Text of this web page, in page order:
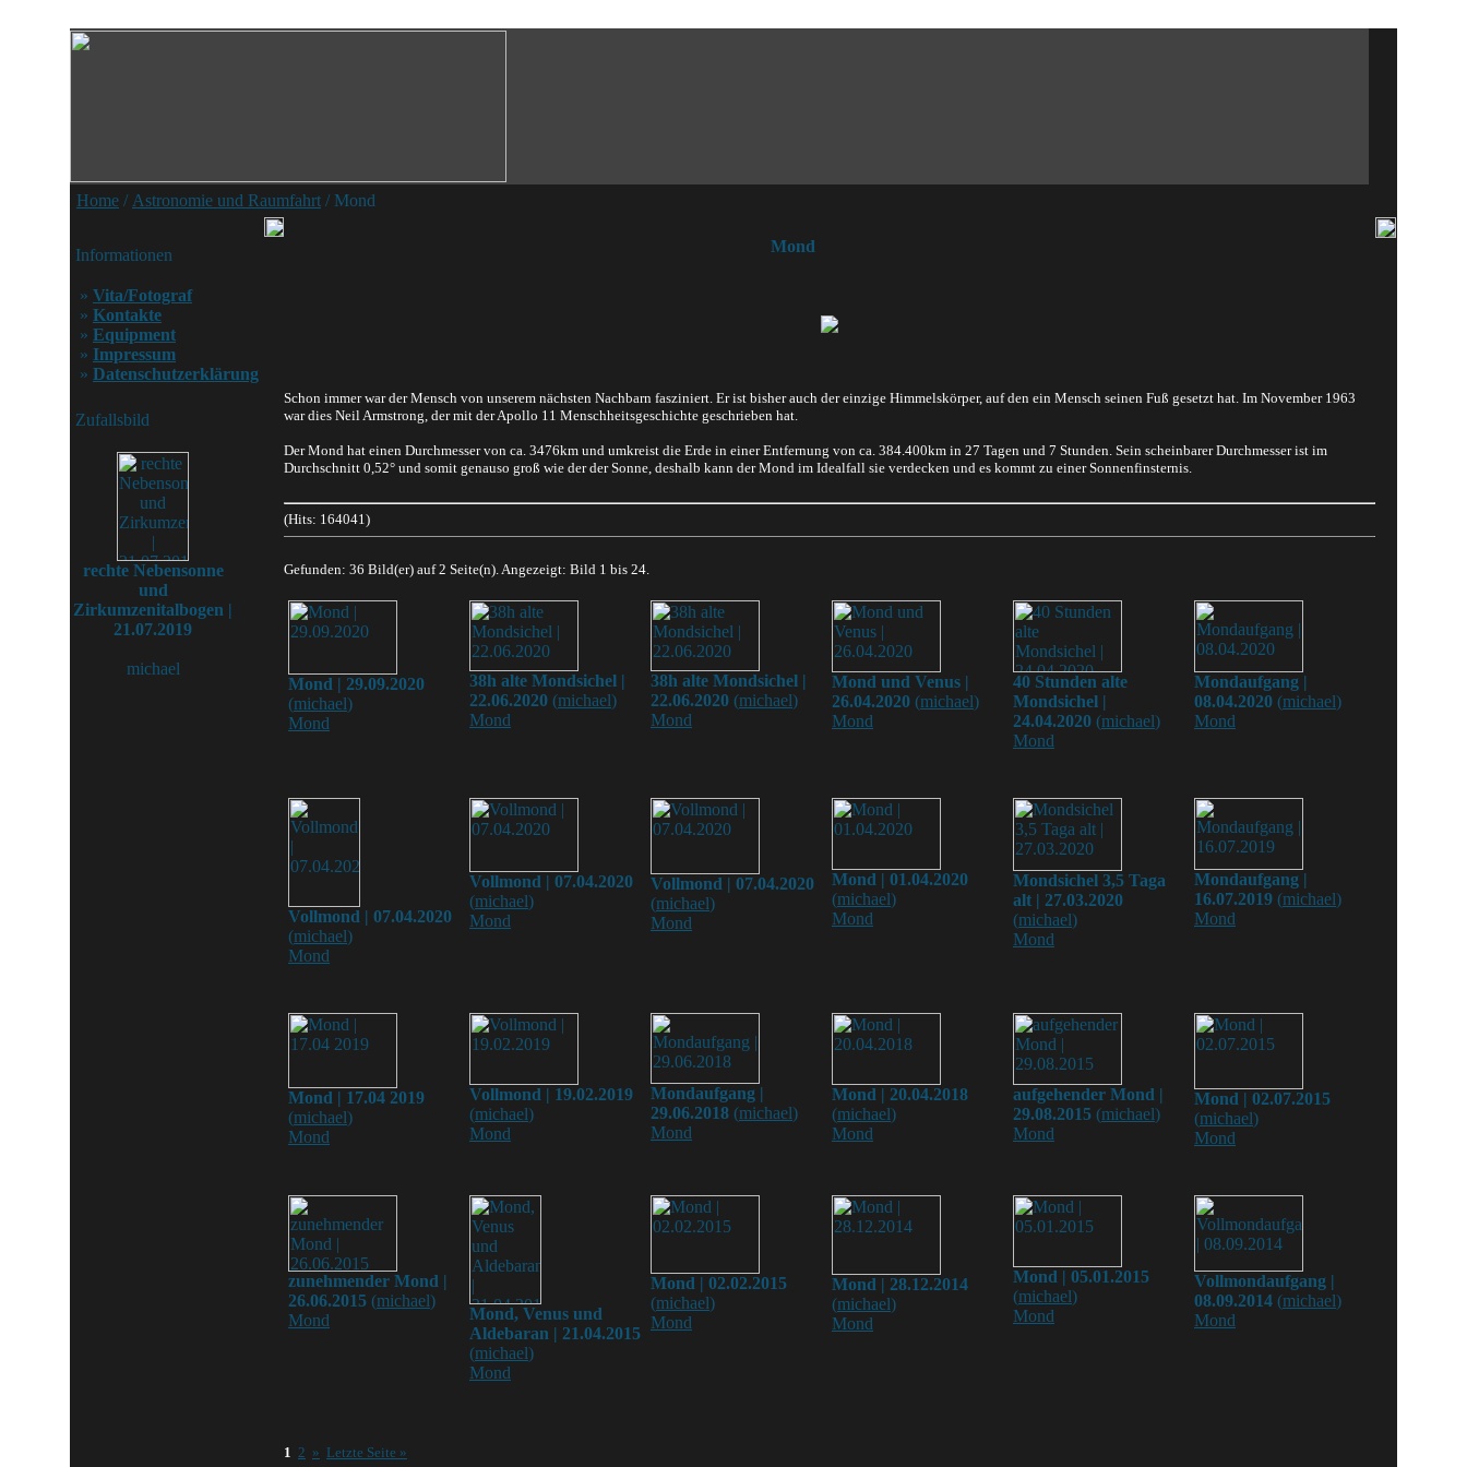
Home / Astronomie und Raumfahrt / Mond
Informationen
» Vita/Fotograf
» Kontakte
» Equipment
» Impressum
» Datenschutzerklärung
Zufallsbild
rechte Nebensonne
und
Zirkumzenitalbogen |
21.07.2019
michael
Mond
Schon immer war der Mensch von unserem nächsten Nachbarn fasziniert. Er ist bisher auch der einzige Himmelskörper, auf den ein Mensch seinen Fuß gesetzt hat. Im November 1963
war dies Neil Armstrong, der mit der Apollo 11 Menschheitsgeschichte geschrieben hat.
Der Mond hat einen Durchmesser von ca. 3476km und umkreist die Erde in einer Entfernung von ca. 384.400km in 27 Tagen und 7 Stunden. Sein scheinbarer Durchmesser ist im
Durchschnitt 0,52° und somit genauso groß wie der der Sonne, deshalb kann der Mond im Idealfall sie verdecken und es kommt zu einer Sonnenfinsternis.
(Hits: 164041)
Gefunden: 36 Bild(er) auf 2 Seite(n). Angezeigt: Bild 1 bis 24.
Mond | 29.09.2020
(michael)
Mond
38h alte Mondsichel |
22.06.2020 (michael)
Mond
38h alte Mondsichel |
22.06.2020 (michael)
Mond
Mond und Venus |
26.04.2020 (michael)
Mond
40 Stunden alte
Mondsichel |
24.04.2020 (michael)
Mond
Mondaufgang |
08.04.2020 (michael)
Mond
Vollmond | 07.04.2020
(michael)
Mond
Vollmond | 07.04.2020
(michael)
Mond
Vollmond | 07.04.2020
(michael)
Mond
Mond | 01.04.2020
(michael)
Mond
Mondsichel 3,5 Taga
alt | 27.03.2020
(michael)
Mond
Mondaufgang |
16.07.2019 (michael)
Mond
Mond | 17.04 2019
(michael)
Mond
Vollmond | 19.02.2019
(michael)
Mond
Mondaufgang |
29.06.2018 (michael)
Mond
Mond | 20.04.2018
(michael)
Mond
aufgehender Mond |
29.08.2015 (michael)
Mond
Mond | 02.07.2015
(michael)
Mond
zunehmender Mond |
26.06.2015 (michael)
Mond
Mond, Venus und
Aldebaran | 21.04.2015
(michael)
Mond
Mond | 02.02.2015
(michael)
Mond
Mond | 28.12.2014
(michael)
Mond
Mond | 05.01.2015
(michael)
Mond
Vollmondaufgang |
08.09.2014 (michael)
Mond
1 2 » Letzte Seite »